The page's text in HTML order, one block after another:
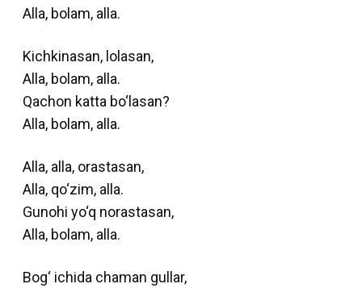
Alla, bolam, alla.
Kichkinasan, lolasan,
Alla, bolam, alla.
Qachon katta bo‘lasan?
Alla, bolam, alla.
Alla, alla, orastasan,
Alla, qo‘zim, alla.
Gunohi yo‘q norastasan,
Alla, bolam, alla.
Bog‘ ichida chaman gullar,